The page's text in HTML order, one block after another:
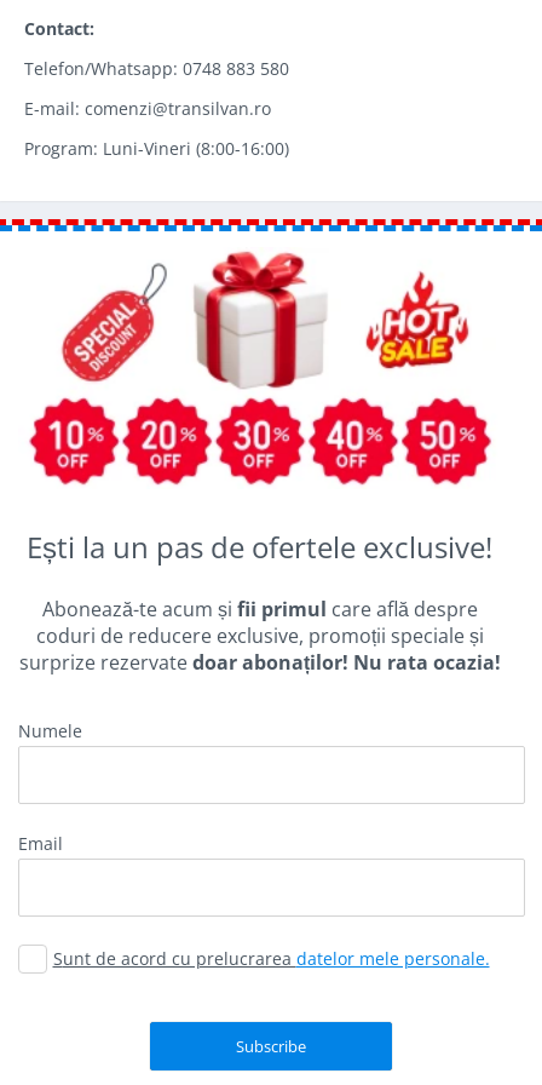
Contact:
Telefon/Whatsapp: 0748 883 580
E-mail: comenzi@transilvan.ro
Program: Luni-Vineri (8:00-16:00)
Ești la un pas de ofertele exclusive!
Abonează-te acum și fii primul care află despre
coduri de reducere exclusive, promoții speciale și
surprize rezervatedoar abonaților! Nu rata ocazia!
Numele
email
Sunt de acord cu prelucrarea datelor mele personale.